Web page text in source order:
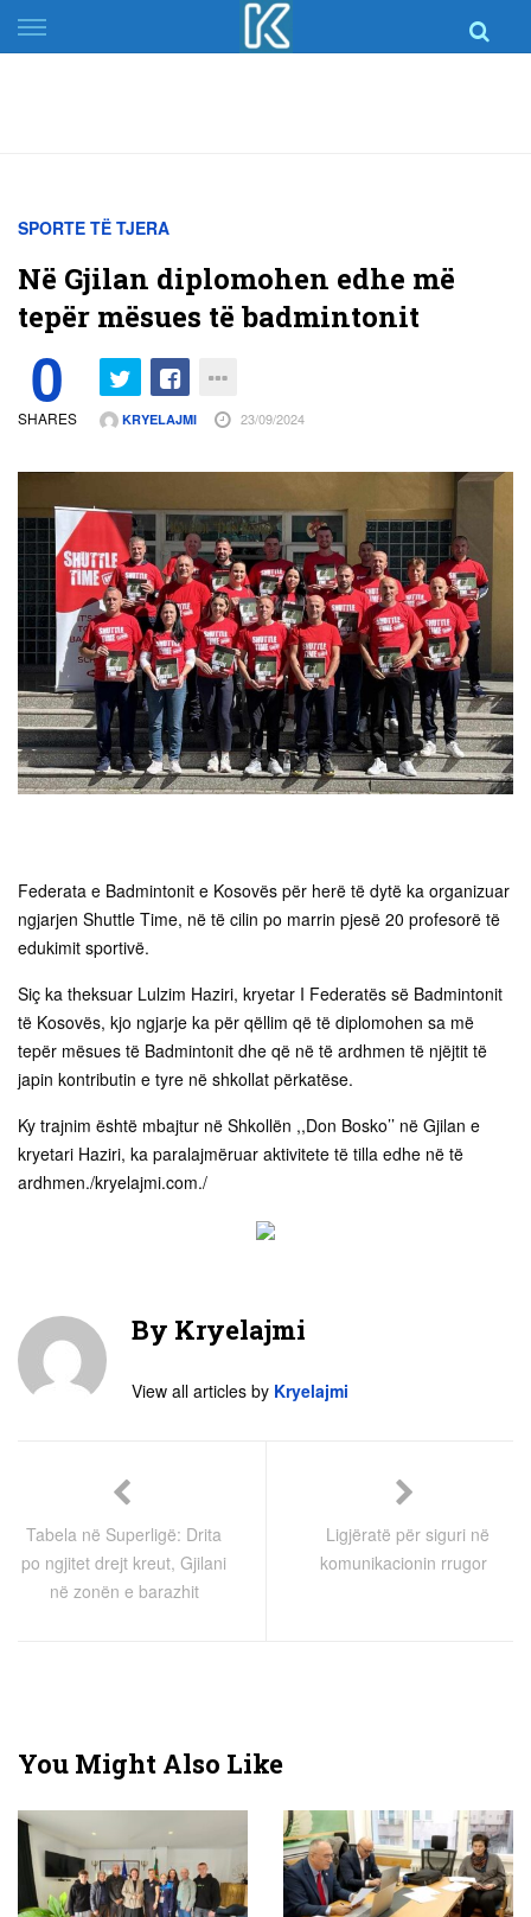
Skip
to
SPORTE TË TJERA
Në Gjilan diplomohen edhe më
tepër mësues të badmintonit
0
SHARES KRYELAJMI 23/09/2024
Federata e Badmintonit e Kosovës për herë të dytë ka organizuar
ngjarjen Shuttle Time, në të cilin po marrin pjesë 20 profesorë të
edukimit sportivë.
Siç ka theksuar Lulzim Haziri, kryetar I Federatës së Badmintonit
të Kosovës, kjo ngjarje ka për qëllim që të diplomohen sa më
tepër mësues të Badmintonit dhe që në të ardhmen të njëjtit të
japin kontributin e tyre në shkollat përkatëse.
Ky trajnim është mbajtur në Shkollën ,,Don Bosko’’ në Gjilan e
kryetari Haziri, ka paralajmëruar aktivitete të tilla edhe në të
ardhmen./kryelajmi.com./
By Kryelajmi
View all articles by Kryelajmi
Tabela në Superligë: Drita
po ngjitet drejt kreut, Gjilani
në zonën e barazhit
Ligjëratë për siguri në
komunikacionin rrugor
You Might Also Like